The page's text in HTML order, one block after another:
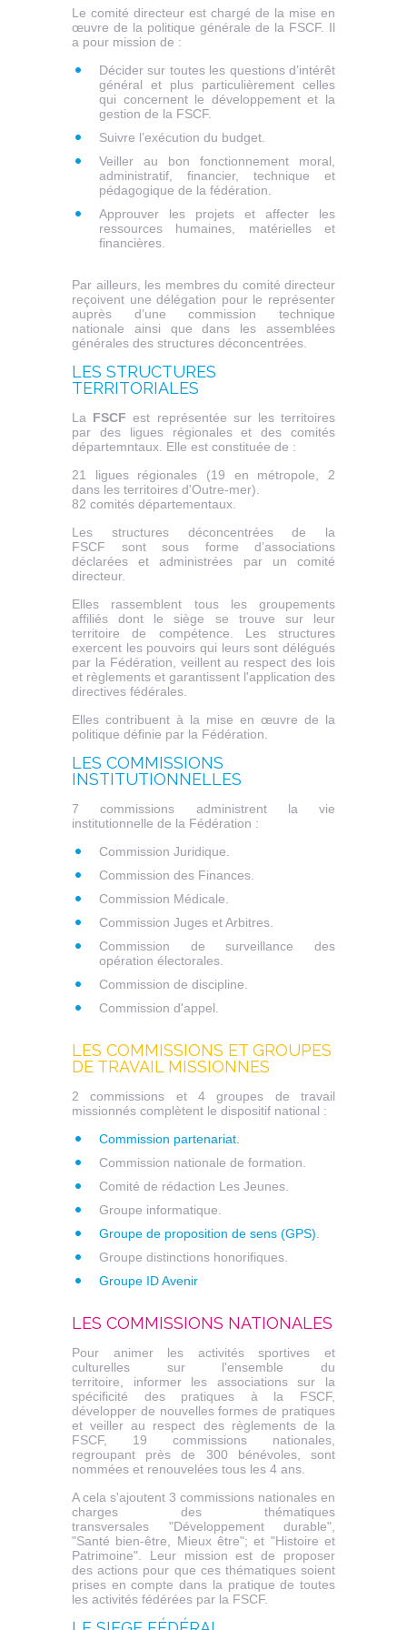
Le comité directeur est chargé de la mise en
œuvre de la politique générale de la FSCF. Il
a pour mission de :
Décider sur toutes les questions d’intérêt
général et plus particulièrement celles
qui concernent le développement et la
gestion de la FSCF.
Suivre l’exécution du budget.
Veiller au bon fonctionnement moral,
administratif, financier, technique et
pédagogique de la fédération.
Approuver les projets et affecter les
ressources humaines, matérielles et
financières.
Par ailleurs, les membres du comité directeur
reçoivent une délégation pour le représenter
auprès d’une commission technique
nationale ainsi que dans les assemblées
générales des structures déconcentrées.
LES STRUCTURES
TERRITORIALES
La FSCF est représentée sur les territoires
par des ligues régionales et des comités
départemntaux. Elle est constituée de :
21 ligues régionales (19 en métropole, 2
dans les territoires d'Outre-mer).
82 comités départementaux.
Les structures déconcentrées de la
FSCF sont sous forme d’associations
déclarées et administrées par un comité
directeur.
Elles rassemblent tous les groupements
affiliés dont le siège se trouve sur leur
territoire de compétence. Les structures
exercent les pouvoirs qui leurs sont délégués
par la Fédération, veillent au respect des lois
et règlements et garantissent l'application des
directives fédérales.
Elles contribuent à la mise en œuvre de la
politique définie par la Fédération.
LES COMMISSIONS
INSTITUTIONNELLES
7 commissions administrent la vie
institutionnelle de la Fédération :
Commission Juridique.
Commission des Finances.
Commission Médicale.
Commission Juges et Arbitres.
Commission de surveillance des
opération électorales.
Commission de discipline.
Commission d'appel.
LES COMMISSIONS ET GROUPES
DE TRAVAIL MISSIONNES
2 commissions et 4 groupes de travail
missionnés complètent le dispositif national :
Commission partenariat.
Commission nationale de formation.
Comité de rédaction Les Jeunes.
Groupe informatique.
Groupe de proposition de sens (GPS).
Groupe distinctions honorifiques.
Groupe ID Avenir
LES COMMISSIONS NATIONALES
Pour animer les activités sportives et
culturelles sur l'ensemble du
territoire, informer les associations sur la
spécificité des pratiques à la FSCF,
développer de nouvelles formes de pratiques
et veiller au respect des règlements de la
FSCF, 19 commissions nationales,
regroupant près de 300 bénévoles, sont
nommées et renouvelées tous les 4 ans.
A cela s'ajoutent 3 commissions nationales en
charges des thématiques
transversales "Développement durable",
"Santé bien-être, Mieux être"; et "Histoire et
Patrimoine". Leur mission est de proposer
des actions pour que ces thématiques soient
prises en compte dans la pratique de toutes
les activités fédérées par la FSCF.